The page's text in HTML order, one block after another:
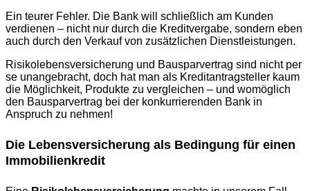
Ein teurer Fehler. Die Bank will schließlich am Kunden
verdienen – nicht nur durch die Kreditvergabe, sondern eben
auch durch den Verkauf von zusätzlichen Dienstleistungen.
Risikolebensversicherung und Bausparvertrag sind nicht per
se unangebracht, doch hat man als Kreditantragsteller kaum
die Möglichkeit, Produkte zu vergleichen – und womöglich
den Bausparvertrag bei der konkurrierenden Bank in
Anspruch zu nehmen!
Die Lebensversicherung als Bedingung für einen
Immobilienkredit